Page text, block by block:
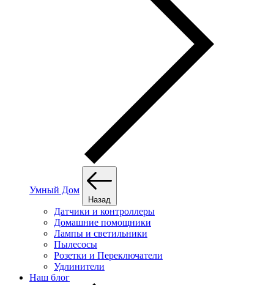
Умный Дом
Назад
Датчики и контроллеры
Домашние помощники
Лампы и светильники
Пылесосы
Розетки и Переключатели
Удлинители
Наш блог